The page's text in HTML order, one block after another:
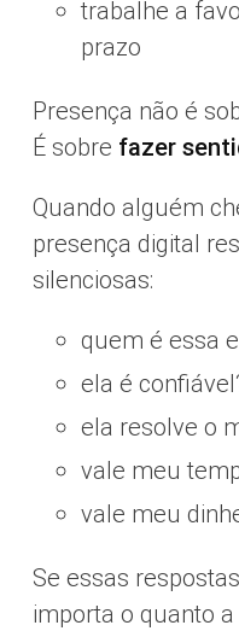
trabalhe a
prazo
Presença não é
É sobre fazer
Quando alguém
presença digital
silenciosas:
quem é essa
ela é
ela resolve o
vale meu
vale meu
Se essas
importa o quanto